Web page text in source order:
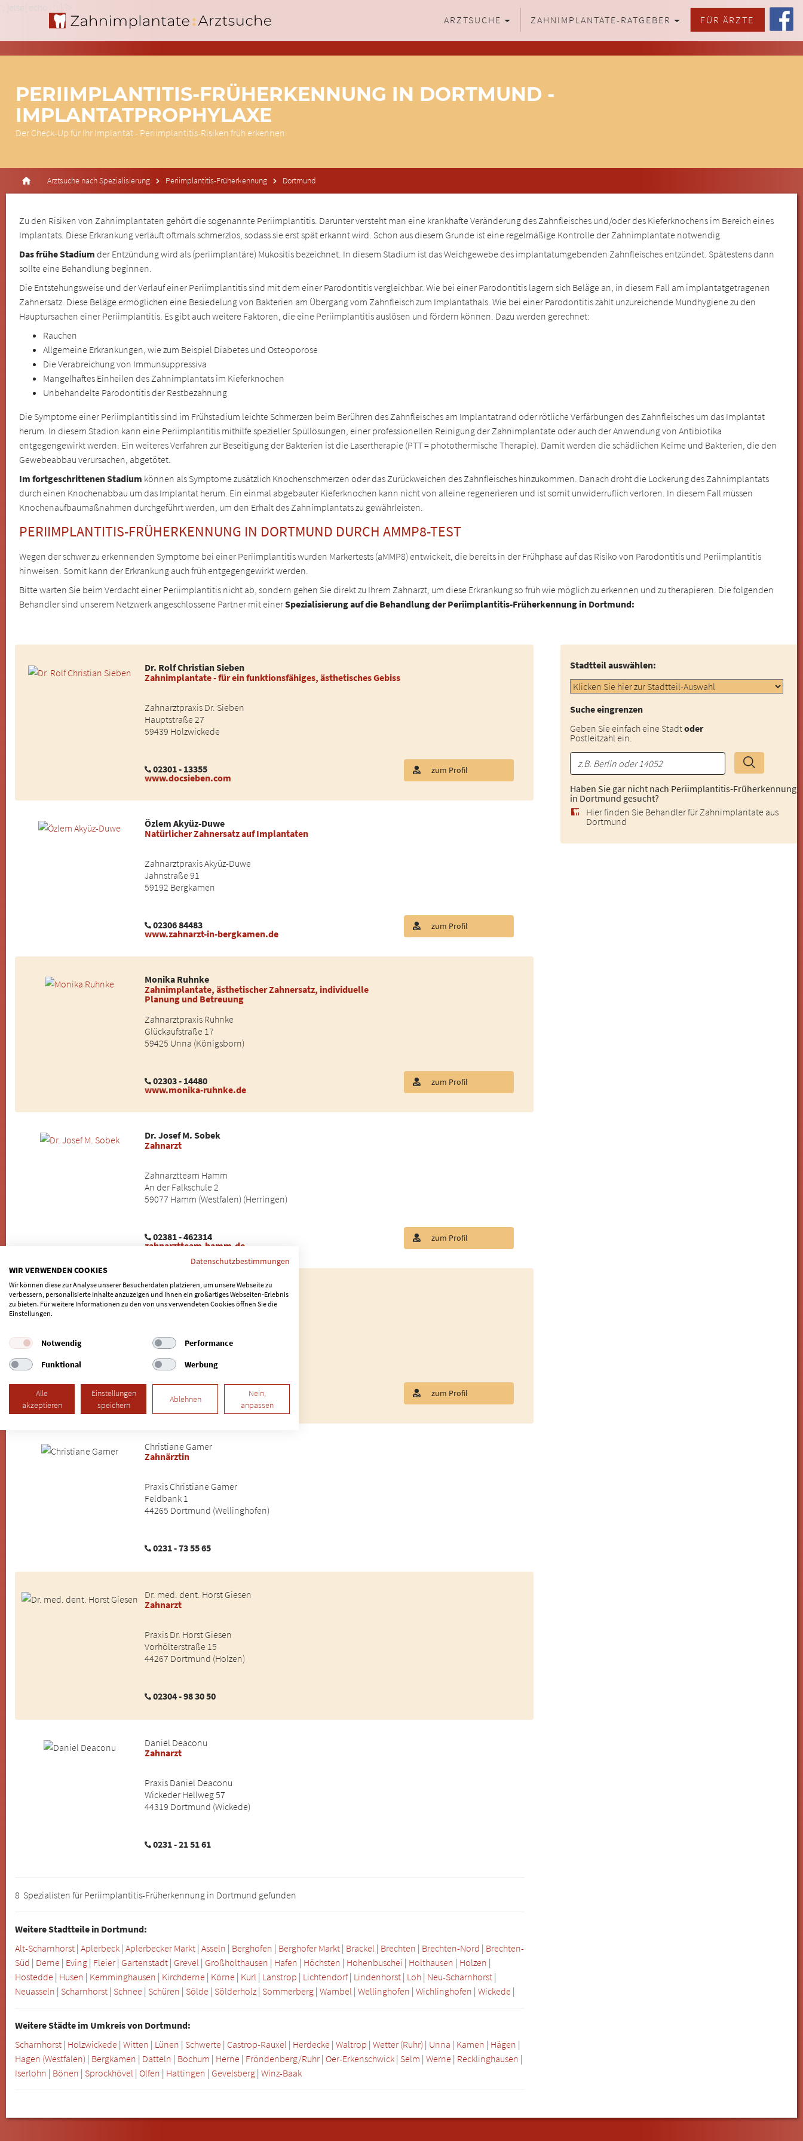
'; }else{ echo '
'; } ?>
ARZTSUCHE
ZAHNIMPLANTATE-RATGEBER FÜR ÄRZTE
PERIIMPLANTITIS-FRÜHERKENNUNG IN DORTMUND -
IMPLANTATPROPHYLAXE
Der Check-Up für Ihr Implantat - Periimplantitis-Risiken früh erkennen
Arztsuche nach Spezialisierung Periimplantitis-Früherkennung Dortmund
Zu den Risiken von Zahnimplantaten gehört die sogenannte Periimplantitis. Darunter versteht man eine krankhafte Veränderung des Zahnfleisches und/oder des Kieferknochens im Bereich eines
Implantats. Diese Erkrankung verläuft oftmals schmerzlos, sodass sie erst spät erkannt wird. Schon aus diesem Grunde ist eine regelmäßige Kontrolle der Zahnimplantate notwendig.
Das frühe Stadium der Entzündung wird als (periimplantäre) Mukositis bezeichnet. In diesem Stadium ist das Weichgewebe des implantatumgebenden Zahnfleisches entzündet. Spätestens dann
sollte eine Behandlung beginnen.
Die Entstehungsweise und der Verlauf einer Periimplantitis sind mit dem einer Parodontitis vergleichbar. Wie bei einer Parodontitis lagern sich Beläge an, in diesem Fall am implantatgetragenen
Zahnersatz. Diese Beläge ermöglichen eine Besiedelung von Bakterien am Übergang vom Zahnfleisch zum Implantathals. Wie bei einer Parodontitis zählt unzureichende Mundhygiene zu den
Hauptursachen einer Periimplantitis. Es gibt auch weitere Faktoren, die eine Periimplantitis auslösen und fördern können. Dazu werden gerechnet:
Rauchen
Allgemeine Erkrankungen, wie zum Beispiel Diabetes und Osteoporose
Die Verabreichung von Immunsuppressiva
Mangelhaftes Einheilen des Zahnimplantats im Kieferknochen
Unbehandelte Parodontitis der Restbezahnung
Die Symptome einer Periimplantitis sind im Frühstadium leichte Schmerzen beim Berühren des Zahnfleisches am Implantatrand oder rötliche Verfärbungen des Zahnfleisches um das Implantat
herum. In diesem Stadion kann eine Periimplantitis mithilfe spezieller Spüllösungen, einer professionellen Reinigung der Zahnimplantate oder auch der Anwendung von Antibiotika
entgegengewirkt werden. Ein weiteres Verfahren zur Beseitigung der Bakterien ist die Lasertherapie (PTT = photothermische Therapie). Damit werden die schädlichen Keime und Bakterien, die den
Gewebeabbau verursachen, abgetötet.
Im fortgeschrittenen Stadium können als Symptome zusätzlich Knochenschmerzen oder das Zurückweichen des Zahnfleisches hinzukommen. Danach droht die Lockerung des Zahnimplantats
durch einen Knochenabbau um das Implantat herum. Ein einmal abgebauter Kieferknochen kann nicht von alleine regenerieren und ist somit unwiderruflich verloren. In diesem Fall müssen
Knochenaufbaumaßnahmen durchgeführt werden, um den Erhalt des Zahnimplantats zu gewährleisten.
PERIIMPLANTITIS-FRÜHERKENNUNG IN DORTMUND DURCH AMMP8-TEST
Wegen der schwer zu erkennenden Symptome bei einer Periimplantitis wurden Markertests (aMMP8) entwickelt, die bereits in der Frühphase auf das Risiko von Parodontitis und Periimplantitis
hinweisen. Somit kann der Erkrankung auch früh entgegengewirkt werden.
Bitte warten Sie beim Verdacht einer Periimplantitis nicht ab, sondern gehen Sie direkt zu Ihrem Zahnarzt, um diese Erkrankung so früh wie möglich zu erkennen und zu therapieren. Die folgenden
Behandler sind unserem Netzwerk angeschlossene Partner mit einerSpezialisierung auf die Behandlung der Periimplantitis-Früherkennung in Dortmund:
Stadtteil auswählen:
Suche eingrenzen
Geben Sie einfach eine Stadtoder
Postleitzahl ein.
Haben Sie gar nicht nach Periimplantitis-Früherkennung
in Dortmund gesucht?
Hier finden Sie Behandler für Zahnimplantate aus
Dortmund
Dr. Rolf Christian Sieben
Zahnimplantate - für ein funktionsfähiges, ästhetisches Gebiss
Zahnarztpraxis Dr. Sieben
Hauptstraße 27
59439 Holzwickede
02301 - 13355
www.docsieben.com
zum Profil
Özlem Akyüz-Duwe
Natürlicher Zahnersatz auf Implantaten
Zahnarztpraxis Akyüz-Duwe
Jahnstraße 91
59192 Bergkamen
02306 84483
www.zahnarzt-in-bergkamen.de
zum Profil
Monika Ruhnke
Zahnimplantate, ästhetischer Zahnersatz, individuelle
Planung und Betreuung
Zahnarztpraxis Ruhnke
Glückaufstraße 17
59425 Unna (Königsborn)
02303 - 14480
www.monika-ruhnke.de
zum Profil
Dr. Josef M. Sobek
Zahnarzt
Zahnarztteam Hamm
An der Falkschule 2
59077 Hamm (Westfalen) (Herringen)
02381 - 462314
zahnarztteam-hamm.de
zum Profil
Linda Manzke
Zahnimplantologie
Kirchplatz 1
www.zahnschutzteam.de
zum Profil
Christiane Gamer
Zahnärztin
Praxis Christiane Gamer
Feldbank 1
44265 Dortmund (Wellinghofen)
0231 - 73 55 65
Dr. med. dent. Horst Giesen
Zahnarzt
Praxis Dr. Horst Giesen
Vorhölterstraße 15
44267 Dortmund (Holzen)
02304 - 98 30 50
Daniel Deaconu
Zahnarzt
Praxis Daniel Deaconu
Wickeder Hellweg 57
44319 Dortmund (Wickede)
0231 - 21 51 61
8 Spezialisten für Periimplantitis-Früherkennung in Dortmund gefunden
Weitere Stadtteile in Dortmund:
Alt-Scharnhorst |Aplerbeck |Aplerbecker Markt |Asseln | Berghofen | Berghofer Markt | Brackel | Brechten | Brechten-Nord | Brechten-
Süd | Derne | Eving | Fleier | Gartenstadt | Grevel | Großholthausen | Hafen | Höchsten | Hohenbuschei | Holthausen | Holzen |
Hostedde | Husen | Kemminghausen | Kirchderne | Körne | Kurl | Lanstrop | Lichtendorf| Lindenhorst | Loh | Neu-Scharnhorst |
Neuasseln | Scharnhorst | Schnee | Schüren | Sölde | Sölderholz | Sommerberg |Wambel |Wellinghofen |Wichlinghofen |Wickede |
Weitere Städte im Umkreis von Dortmund:
Scharnhorst | Holzwickede |Witten | Lünen | Schwerte | Castrop-Rauxel | Herdecke |Waltrop |Wetter (Ruhr) | Unna | Kamen | Hägen |
Hagen (Westfalen) | Bergkamen | Datteln | Bochum | Herne | Fröndenberg/Ruhr | Oer-Erkenschwick | Selm |Werne | Recklinghausen |
Iserlohn | Bönen | Sprockhövel | Olfen | Hattingen | Gevelsberg |Winz-Baak
Datenschutzbestimmungen
WIR VERWENDEN COOKIES
Wir können diese zur Analyse unserer Besucherdaten platzieren, um unsere Webseite zu
verbessern, personalisierte Inhalte anzuzeigen und Ihnen ein großartiges Webseiten-Erlebnis
zu bieten. Für weitere Informationen zu den von uns verwendeten Cookies öffnen Sie die
Einstellungen.
Notwendig
Performance
Funktional
Werbung
Alle
akzeptieren
Einstellungen
speichern
Ablehnen
Nein,
anpassen